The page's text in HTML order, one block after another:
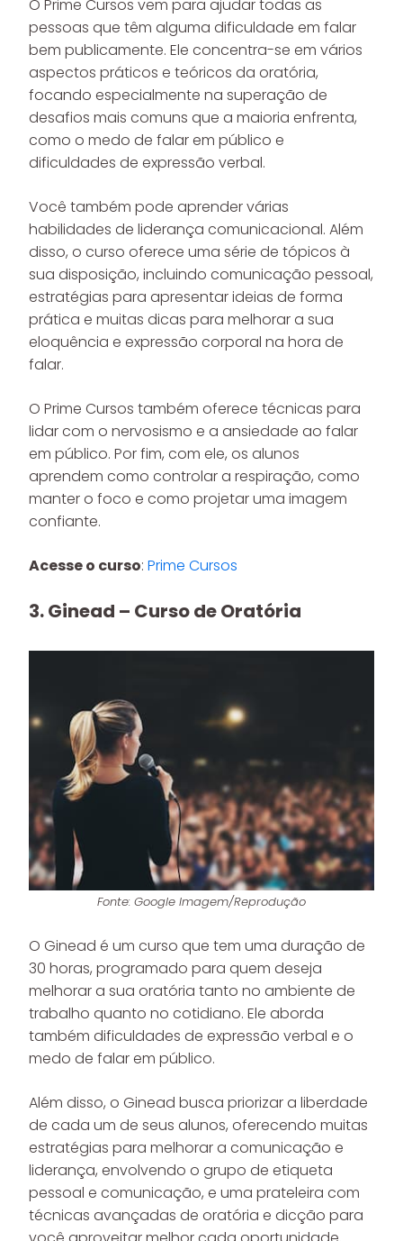
O Prime Cursos vem para ajudar todas as
pessoas que têm alguma dificuldade em falar
bem publicamente. Ele concentra-se em vários
aspectos práticos e teóricos da oratória,
focando especialmente na superação de
desafios mais comuns que a maioria enfrenta,
como o medo de falar em público e
dificuldades de expressão verbal.
Você também pode aprender várias
habilidades de liderança comunicacional. Além
disso, o curso oferece uma série de tópicos à
sua disposição, incluindo comunicação pessoal,
estratégias para apresentar ideias de forma
prática e muitas dicas para melhorar a sua
eloquência e expressão corporal na hora de
falar.
O Prime Cursos também oferece técnicas para
lidar com o nervosismo e a ansiedade ao falar
em público. Por fim, com ele, os alunos
aprendem como controlar a respiração, como
manter o foco e como projetar uma imagem
confiante.
Acesse o curso: Prime Cursos
3. Ginead – Curso de Oratória
Fonte: Google Imagem/Reprodução
O Ginead é um curso que tem uma duração de
30 horas, programado para quem deseja
melhorar a sua oratória tanto no ambiente de
trabalho quanto no cotidiano. Ele aborda
também dificuldades de expressão verbal e o
medo de falar em público.
Além disso, o Ginead busca priorizar a liberdade
de cada um de seus alunos, oferecendo muitas
estratégias para melhorar a comunicação e
liderança, envolvendo o grupo de etiqueta
pessoal e comunicação, e uma prateleira com
técnicas avançadas de oratória e dicção para